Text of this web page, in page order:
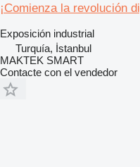
¡Comienza la revolución
Exposición industrial
Turquía, İstanbul
MAKTEK SMART
Contacte con el vendedor